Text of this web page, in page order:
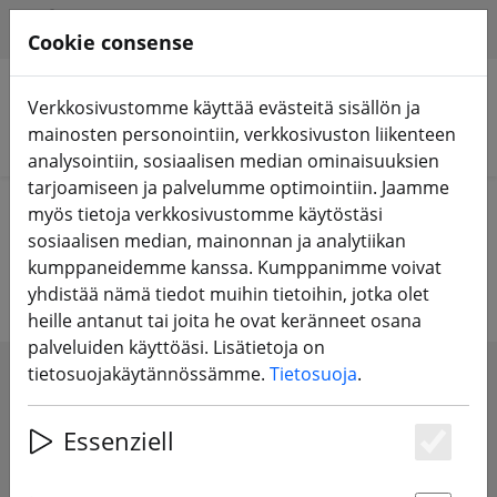
Hae tuotteita
Home Potkuri 5 tuuman potkuri
5 tuuman potkuri
SHOW FILTERS
Cookie consense
Verkkosivustomme käyttää evästeitä sisällön ja
mainosten personointiin, verkkosivuston liikenteen
analysointiin, sosiaalisen median ominaisuuksien
tarjoamiseen ja palvelumme optimointiin. Jaamme
myös tietoja verkkosivustomme käytöstäsi
sosiaalisen median, mainonnan ja analytiikan
kumppaneidemme kanssa. Kumppanimme voivat
yhdistää nämä tiedot muihin tietoihin, jotka olet
heille antanut tai joita he ovat keränneet osana
palveluiden käyttöäsi. Lisätietoja on
tietosuojakäytännössämme. Tietosuoja.
Essenziell